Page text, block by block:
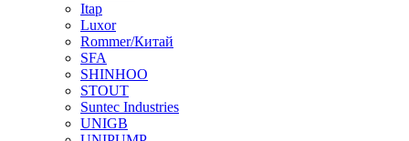
Itap
Luxor
Rommer/Китай
SFA
SHINHOO
STOUT
Suntec Industries
UNIGB